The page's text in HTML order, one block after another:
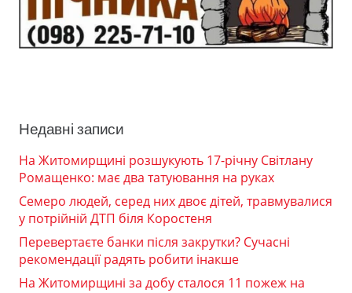
Недавні записи
На Житомирщині розшукують 17-річну Світлану
Ромащенко: має два татуювання на руках
Семеро людей, серед них двоє дітей, травмувалися
у потрійній ДТП біля Коростеня
Перевертаєте банки після закрутки? Сучасні
рекомендації радять робити інакше
На Житомирщині за добу сталося 11 пожеж на